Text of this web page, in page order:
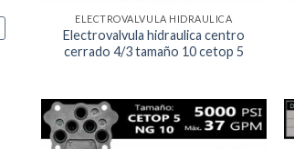
ELECTROVALVULA HIDRAULICA
Electrovalvula hidraulica centro
cerrado 4/3 tamaño 10 cetop 5